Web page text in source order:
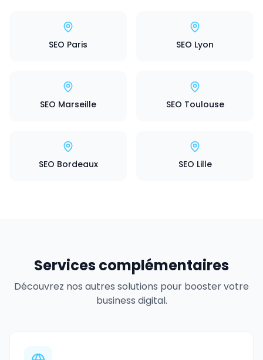
SEO Paris SEO Lyon
SEO Marseille SEO Toulouse
SEO Bordeaux SEO Lille
Services complémentaires
Découvrez nos autres solutions pour booster votre
business digital.